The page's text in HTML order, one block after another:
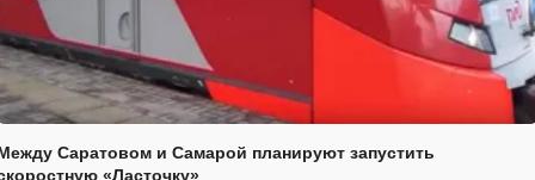
Саратовом и Самарой планируют запустить
«Ласточку»